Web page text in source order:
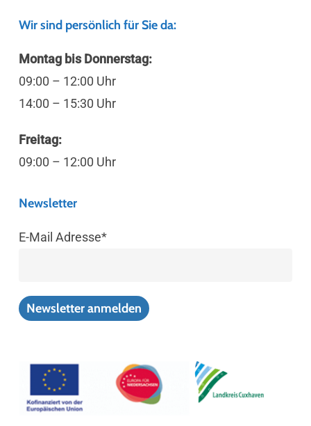
Wir sind persönlich für Sie da:
Montag bis Donnerstag:
09:00 – 12:00 Uhr
14:00 – 15:30 Uhr
Freitag:
09:00 – 12:00 Uhr
Newsletter
E-Mail Adresse*